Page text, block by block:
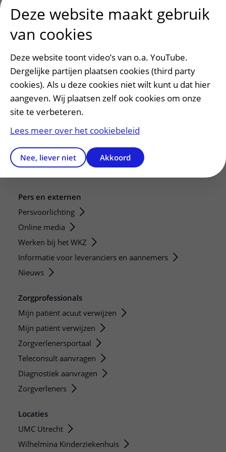
Patiëntenservice
Regels en rechten
Meedoen aan wetenschappelijk onderzoek
Clientenraad
Pers en externen
Persvoorlichting
Online media
Werken bij het WKZ
Informatie voor leveranciers en aannemers
Nieuws
Zorgprofessionals
Mijn patiënt acuut verwijzen
Mijn patiënt verwijzen
Zorgverlenersportaal
Teleconsult aanvragen
Diagnostiek aanvragen
Zorgverleners
Locaties
UMC Utrecht
Wilhelmina Kinderziekenhuis
Deze website maakt gebruik
van cookies
Deze website toont video’s van o.a. YouTube.
Dergelijke partijen plaatsen cookies (third party
cookies). Als u deze cookies niet wilt kunt u dat hier
aangeven. Wij plaatsen zelf ook cookies om onze
site te verbeteren.
Lees meer over het cookiebeleid
Nee, liever niet Akkoord